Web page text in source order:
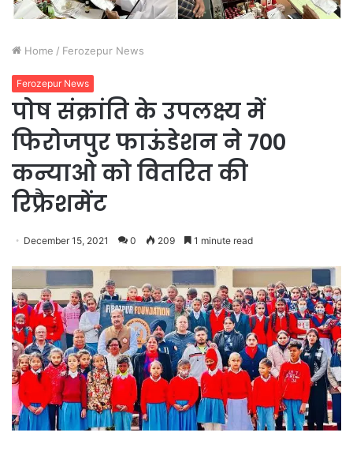
Home / Ferozepur News
Ferozepur News
पोष संक्रांति के उपलक्ष्य में
फिरोजपुर फाऊंडेशन ने 700
कन्याओ को वितरित की
रिफ्रैशमेंट
December 15, 2021 0 209 1 minute read